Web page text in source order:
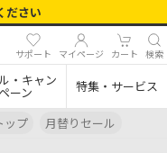
ださい
サポート マイページ カート 検索
・キャン
ーン 特集・サービス
ップ 月替りセール